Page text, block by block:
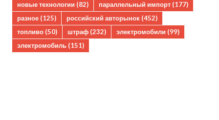
новые технологии (82) параллельный импорт (177)
разное (125) российский авторынок (452)
топливо (50) штраф (232) электромобили (99)
электромобиль (151)